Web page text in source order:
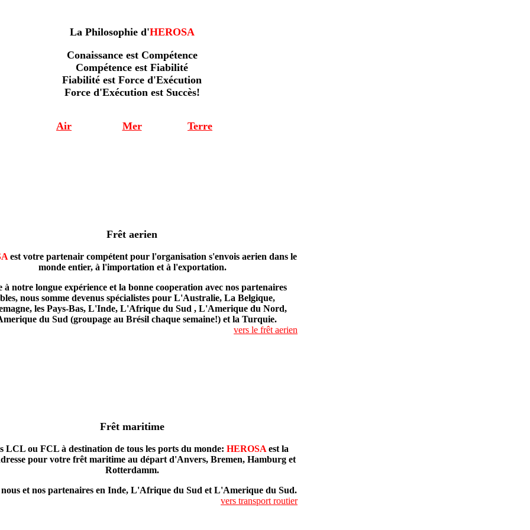
La Philosophie d'HEROSA
Conaissance est Compétence
Compétence est Fiabilité
Fiabilité est Force d'Exécution
Force d'Exécution est Succès!
Air Mer Terre
Frêt aerien
est votre partenair compétent pour l'organisation s'envois aerien dans le
monde entier, à l'importation et à l'exportation.
à notre longue expérience et la bonne cooperation avec nos partenaires
nous somme devenus spécialistes pour L'Australie, La Belgique,
les Pays-Bas, L'Inde, L'Afrique du Sud , L'Amerique du Nord,
du Sud (groupage au Brésil chaque semaine!) et la Turquie.
vers le frêt aerien
Frêt maritime
LCL ou FCL à destination de tous les ports du monde: HEROSA est la
pour votre frêt maritime au départ d'Anvers, Bremen, Hamburg et
Rotterdamm.
nous et nos partenaires en Inde, L'Afrique du Sud et L'Amerique du Sud.
vers transport routier